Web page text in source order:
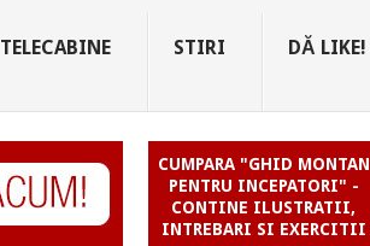
TELECABINE STIRI DĂ LIKE!
CUMPARA "GHID MONTAN
PENTRU INCEPATORI" -
CONTINE ILUSTRATII,
INTREBARI SI EXERCITII